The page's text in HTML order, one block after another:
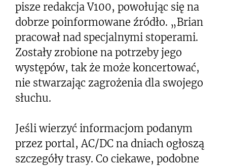
pisze redakcja V100, powołując się na
dobrze poinformowane źródło. „Brian
pracował nad specjalnymi stoperami.
Zostały zrobione na potrzeby jego
występów, tak że może koncertować,
nie stwarzając zagrożenia dla swojego
słuchu.
Jeśli wierzyć informacjom podanym
przez portal, AC/DC na dniach ogłoszą
szczegóły trasy. Co ciekawe, podobne